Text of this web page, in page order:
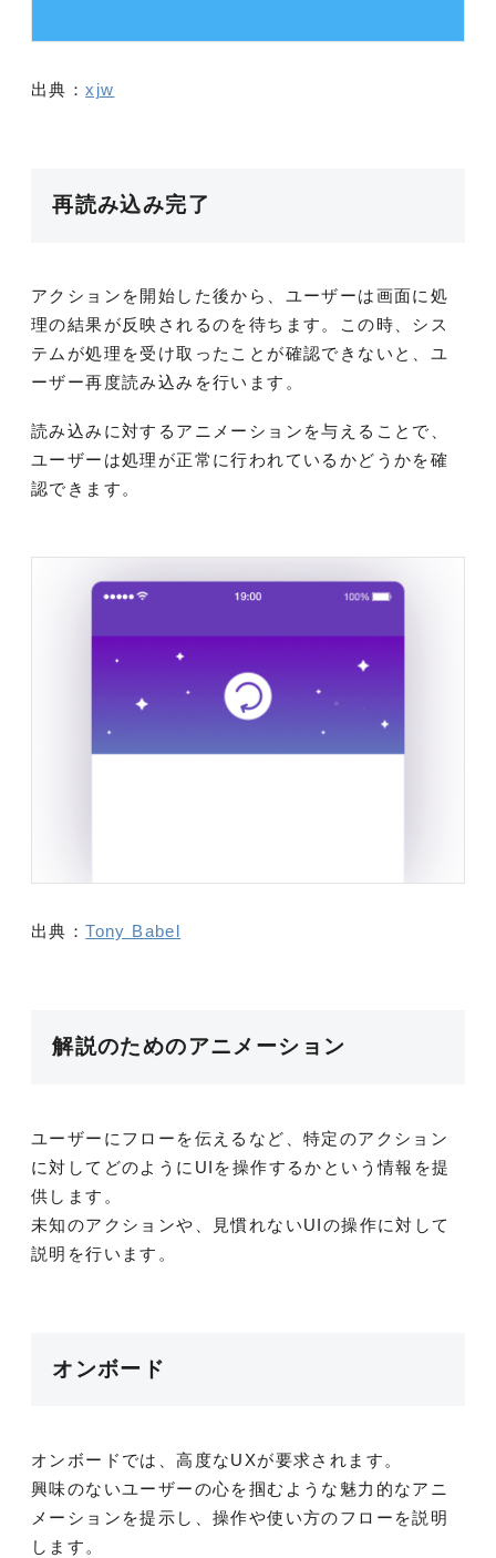
出典：xjw
再読み込み完了
アクションを開始した後から、ユーザーは画面に処
理の結果が反映されるのを待ちます。この時、シス
テムが処理を受け取ったことが確認できないと、ユ
ーザー再度読み込みを行います。
読み込みに対するアニメーションを与えることで、
ユーザーは処理が正常に行われているかどうかを確
認できます。
出典：Tony Babel
解説のためのアニメーション
ユーザーにフローを伝えるなど、特定のアクション
に対してどのようにUIを操作するかという情報を提
供します。
未知のアクションや、見慣れないUIの操作に対して
説明を行います。
オンボード
オンボードでは、高度なUXが要求されます。
興味のないユーザーの心を掴むような魅力的なアニ
メーションを提示し、操作や使い方のフローを説明
します。